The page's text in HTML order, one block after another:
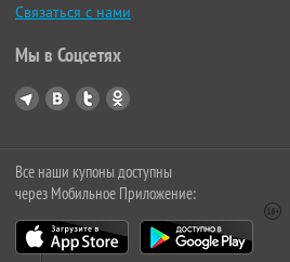
Связаться с нами
Мы в Соцсетях
Все наши купоны доступны
через Мобильное Приложение: